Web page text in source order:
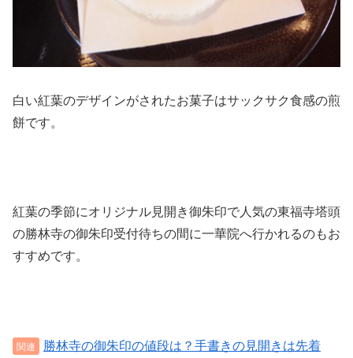
白い紅葉のデザインがされたお菓子はサックサク食感の煎
餅です。
紅葉の季節にオリジナル見開き御朱印で人気の東福寺塔頭
の勝林寺の御朱印受付待ちの間に一華院へ行かれるのもお
すすめです。
勝林寺の御朱印の値段は？手書きの見開きは先着